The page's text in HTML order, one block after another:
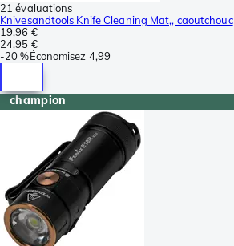
21 évaluations
Knivesandtools Knife Cleaning Mat,, caoutchouc
19,96 €
24,95 €
-20 %Économisez 4,99
champion